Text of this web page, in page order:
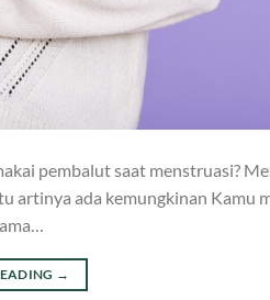
pembalut saat menstruasi?
artinya ada kemungkinan Kamu
→